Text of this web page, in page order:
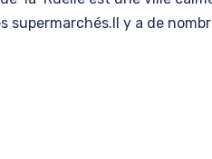
supermarchés.Il y a de